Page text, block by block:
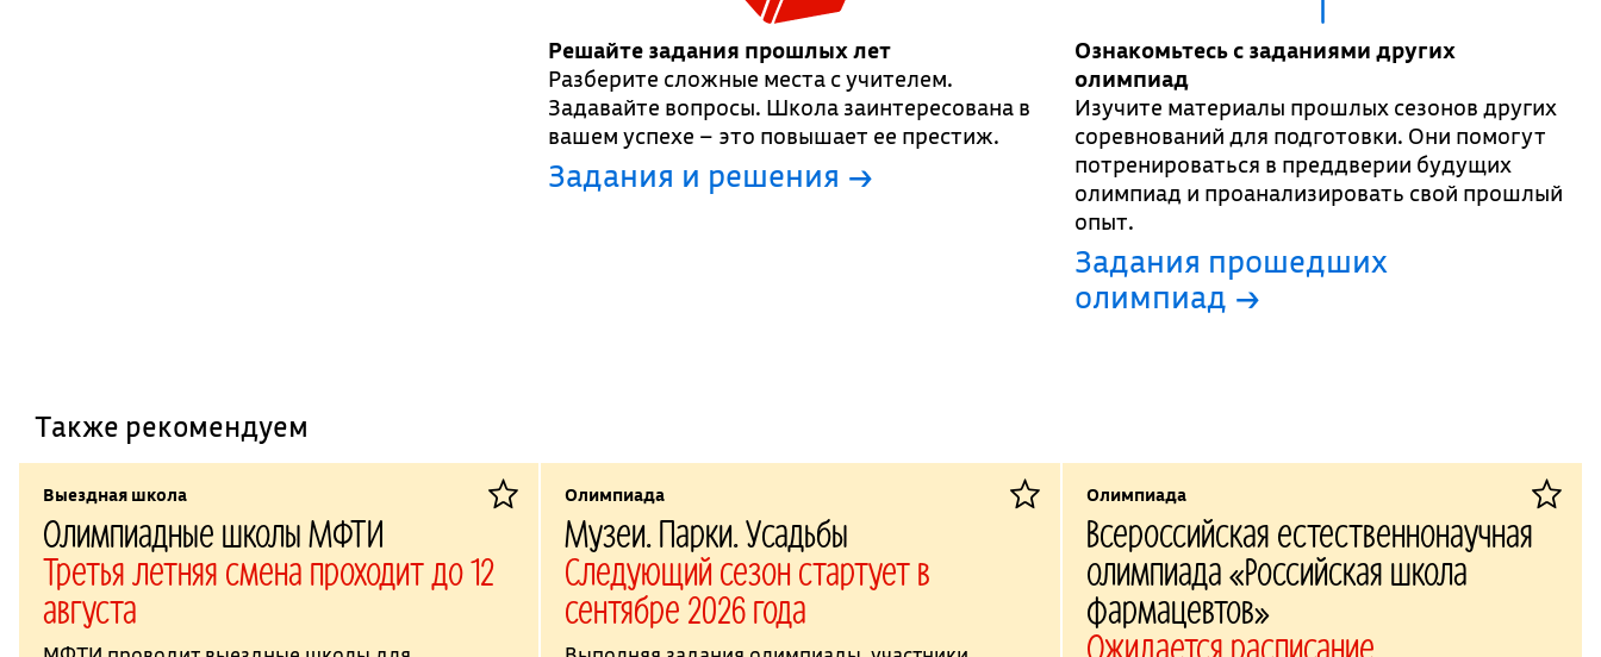
Решайте задания прошлых лет
Разберите сложные места с учителем.
Задавайте вопросы. Школа заинтересована в
вашем успехе – это повышает ее престиж.
Задания и решения →
Ознакомьтесь с заданиями других
олимпиад
Изучите материалы прошлых сезонов других
соревнований для подготовки. Они помогут
потренироваться в преддверии будущих
олимпиад и проанализировать свой прошлый
опыт.
Задания прошедших
олимпиад →
Также рекомендуем
Выездная школа
Олимпиадные школы МФТИ
Третья летняя смена проходит до 12
августа
Олимпиада
Музеи. Парки. Усадьбы
Следующий сезон стартует в
сентябре 2026 года
Олимпиада
Всероссийская естественнонаучная
олимпиада «Российская школа
фармацевтов»
Ожидается расписание